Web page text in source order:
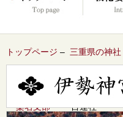
トップページ – 三重県の神社
content/themes/jinja2022/
–桑名支部– 一目連社